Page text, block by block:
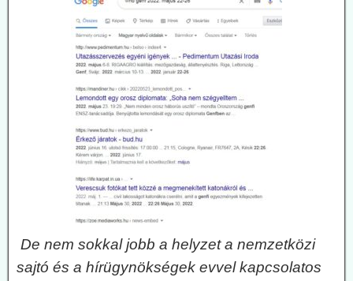
De nem sokkal jobb a helyzet a nemzetközi
sajtó és a hírügynökségek evvel kapcsolatos